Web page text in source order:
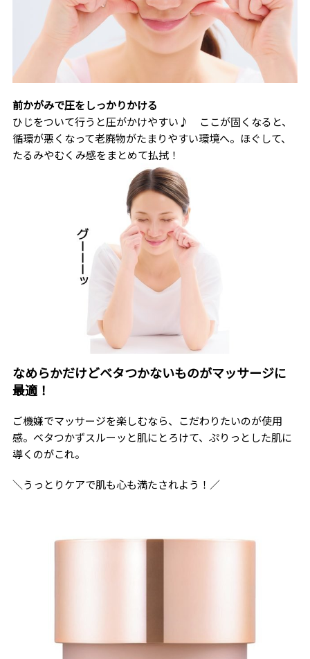
前かがみで圧をしっかりかける
ひじをついて行うと圧がかけやすい♪ ここが固くなると、
循環が悪くなって老廃物がたまりやすい環境へ。ほぐして、
たるみやむくみ感をまとめて払拭！
なめらかだけどベタつかないものがマッサージに
最適！
ご機嫌でマッサージを楽しむなら、こだわりたいのが使用
感。ベタつかずスルーッと肌にとろけて、ぷりっとした肌に
導くのがこれ。
＼うっとりケアで肌も心も満たされよう！／